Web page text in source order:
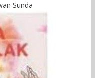
Sunda